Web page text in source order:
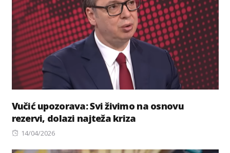
Vučić upozorava: Svi živimo na osnovu
rezervi, dolazi najteža kriza
Posted
14/04/2026